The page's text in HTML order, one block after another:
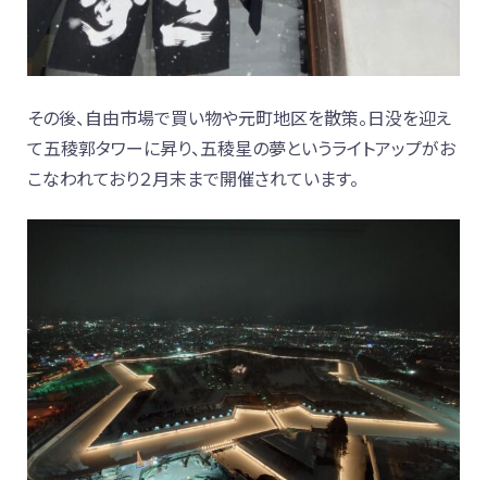
その後、自由市場で買い物や元町地区を散策。日没を迎え
て五稜郭タワーに昇り、五稜星の夢というライトアップがお
こなわれており２月末まで開催されています。